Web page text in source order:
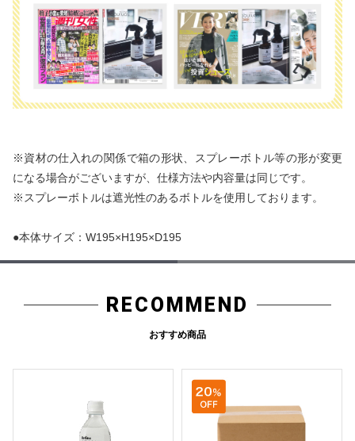
※資材の仕入れの関係で箱の形状、スプレーボトル等の形が変更
になる場合がございますが、仕様方法や内容量は同じです。
※スプレーボトルは遮光性のあるボトルを使用しております。
●本体サイズ：W195×H195×D195
RECOMMEND
おすすめ商品